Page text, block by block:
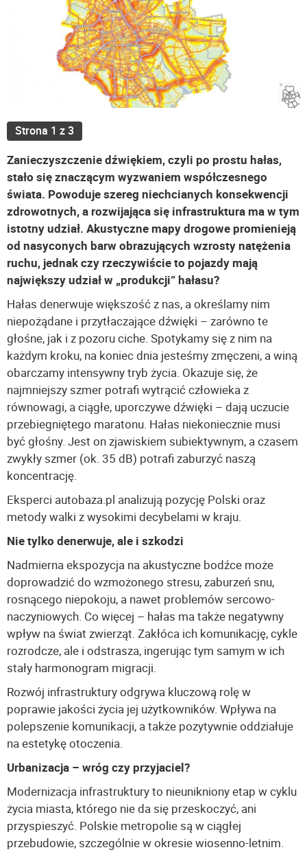
Strona 1 z 3
Zanieczyszczenie dźwiękiem, czyli po prostu hałas,
stało się znaczącym wyzwaniem współczesnego
świata. Powoduje szereg niechcianych konsekwencji
zdrowotnych, a rozwijająca się infrastruktura ma w tym
istotny udział. Akustyczne mapy drogowe promienieją
od nasyconych barw obrazujących wzrosty natężenia
ruchu, jednak czy rzeczywiście to pojazdy mają
największy udział w „produkcji” hałasu?
Hałas denerwuje większość z nas, a określamy nim
niepożądane i przytłaczające dźwięki – zarówno te
głośne, jak i z pozoru ciche. Spotykamy się z nim na
każdym kroku, na koniec dnia jesteśmy zmęczeni, a winą
obarczamy intensywny tryb życia. Okazuje się, że
najmniejszy szmer potrafi wytrącić człowieka z
równowagi, a ciągłe, uporczywe dźwięki – dają uczucie
przebiegniętego maratonu. Hałas niekoniecznie musi
być głośny. Jest on zjawiskiem subiektywnym, a czasem
zwykły szmer (ok. 35 dB) potrafi zaburzyć naszą
koncentrację.
Eksperci autobaza.pl analizują pozycję Polski oraz
metody walki z wysokimi decybelami w kraju.
Nie tylko denerwuje, ale i szkodzi
Nadmierna ekspozycja na akustyczne bodźce może
doprowadzić do wzmożonego stresu, zaburzeń snu,
rosnącego niepokoju, a nawet problemów sercowo-
naczyniowych. Co więcej – hałas ma także negatywny
wpływ na świat zwierząt. Zakłóca ich komunikację, cykle
rozrodcze, ale i odstrasza, ingerując tym samym w ich
stały harmonogram migracji.
Rozwój infrastruktury odgrywa kluczową rolę w
poprawie jakości życia jej użytkowników. Wpływa na
polepszenie komunikacji, a także pozytywnie oddziałuje
na estetykę otoczenia.
Urbanizacja – wróg czy przyjaciel?
Modernizacja infrastruktury to nieunikniony etap w cyklu
życia miasta, którego nie da się przeskoczyć, ani
przyspieszyć. Polskie metropolie są w ciągłej
przebudowie, szczególnie w okresie wiosenno-letnim.